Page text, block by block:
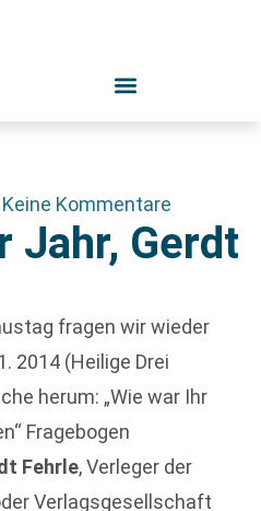
Keine Kommentare
Jahr, Gerdt
fragen wir wieder
2014 (Heilige Drei
herum: „Wie war Ihr
Fragebogen
Fehrle, Verleger der
Verlagsgesellschaft